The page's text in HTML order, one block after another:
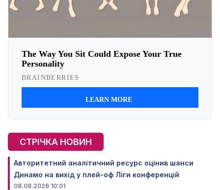
СТРІЧКА НОВИН
Авторитетний аналітичний ресурс оцінив шанси
Динамо на вихід у плей-оф Ліги конференцій
08.08.2026 10:01